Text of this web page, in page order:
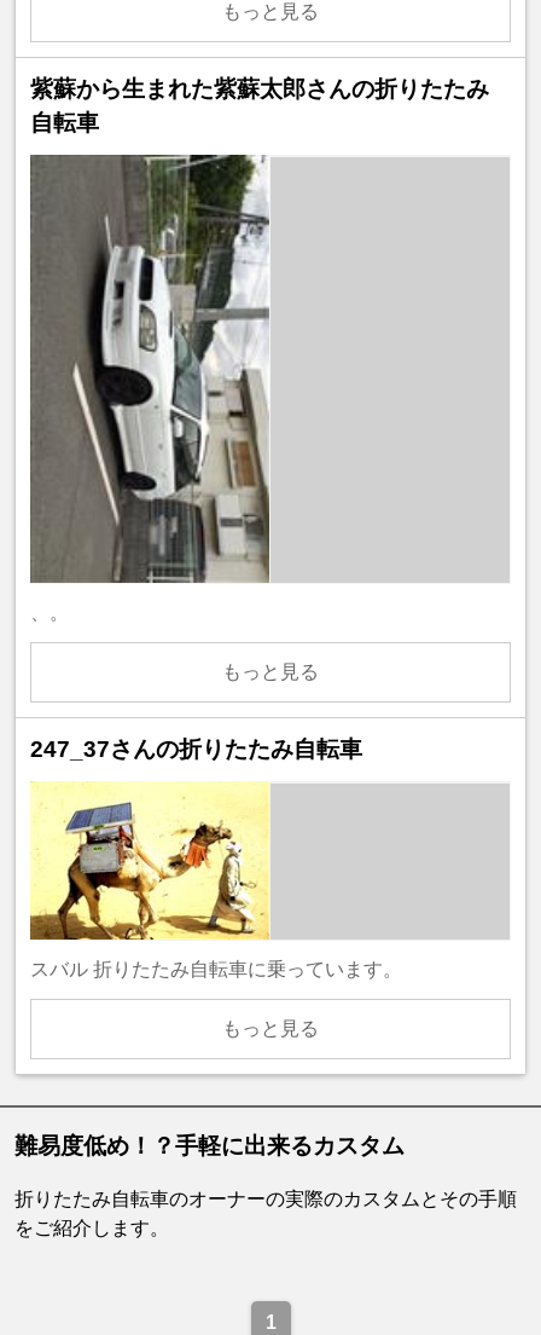
もっと見る
紫蘇から生まれた紫蘇太郎さんの折りたたみ
自転車
、。
もっと見る
247_37さんの折りたたみ自転車
スバル 折りたたみ自転車に乗っています。
もっと見る
難易度低め！？手軽に出来るカスタム
折りたたみ自転車のオーナーの実際のカスタムとその手順
をご紹介します。
1